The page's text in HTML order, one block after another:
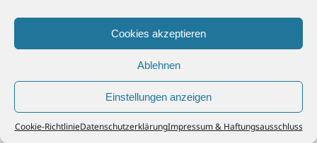
Cookies akzeptieren
Ablehnen
Einstellungen anzeigen
Cookie-RichtlinieDatenschutzerklärungImpressum & Haftungsausschluss
© 2026Steuerberater Kempf, Köln - Steuerberatung Poll, Porz, Deutz, Mülheim,